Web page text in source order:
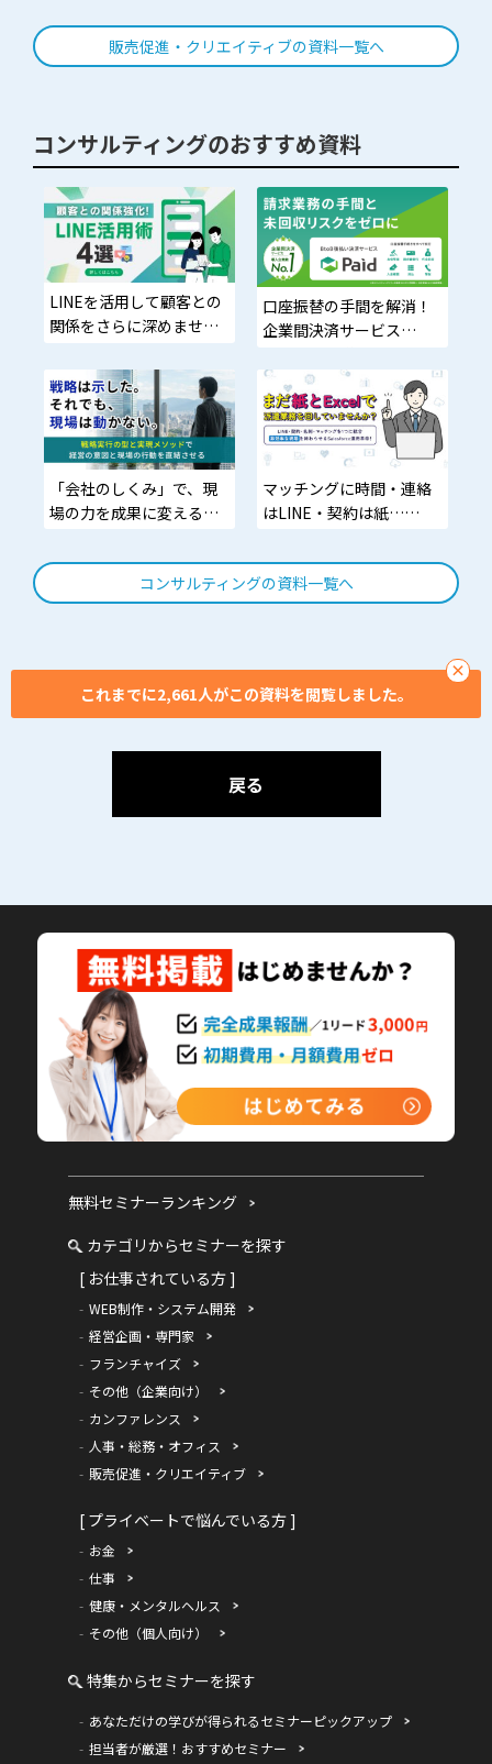
販売促進・クリエイティブの資料一覧へ
コンサルティングのおすすめ資料
LINEを活用して顧客との
関係をさらに深めません
口座振替の手間を解消！
企業間決済サービス
ズな決済を。
「会社のしくみ」で、現
場の力を成果に変える。
掘り起こすには?
マッチングに時間・連絡
はLINE・契約は紙…
て“1つ”で解決する方法と
は？
今すぐ知ってください、
コンサルティングの資料一覧へ
×
これまでに2,661人がこの資料を閲覧しました。
戻る
無料セミナーランキング
カテゴリからセミナーを探す
[ お仕事されている方 ]
WEB制作・システム開発
経営企画・専門家
フランチャイズ
その他（企業向け）
カンファレンス
人事・総務・オフィス
販売促進・クリエイティブ
[ プライベートで悩んでいる方 ]
お金
仕事
健康・メンタルヘルス
その他（個人向け）
特集からセミナーを探す
あなただけの学びが得られるセミナーピックアップ
担当者が厳選！おすすめセミナー